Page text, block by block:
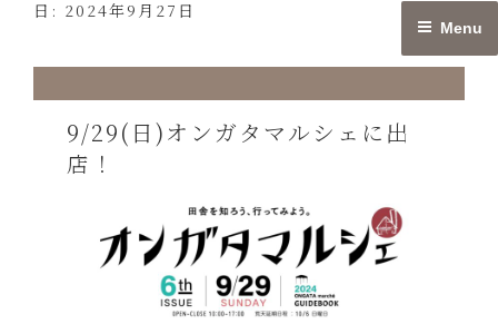
content
Menu
日: 2024年9月27日
9/29(日)オンガタマルシェに出
店！